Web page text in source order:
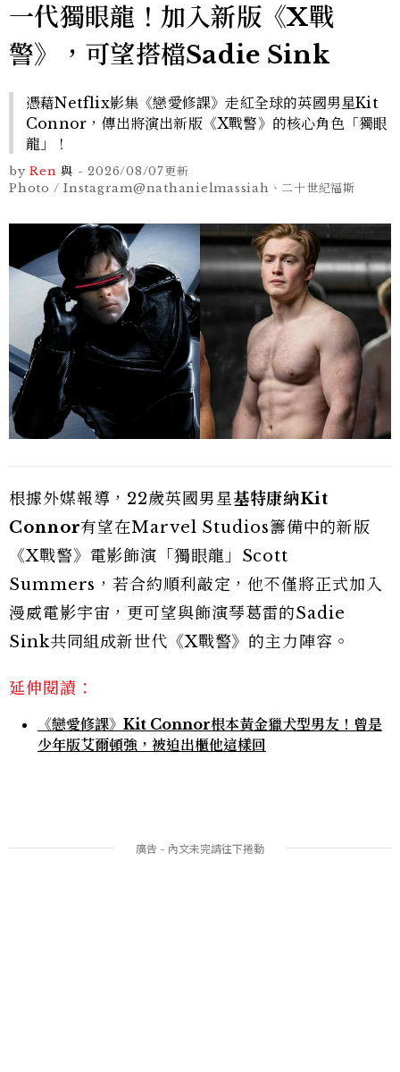
一代獨眼龍！加入新版《X戰
警》，可望搭檔Sadie Sink
憑藉Netflix影集《戀愛修課》走紅全球的英國男星Kit
Connor，傳出將演出新版《X戰警》的核心角色「獨眼
龍」！
by Ren與 -2026/08/07更新
Photo / Instagram@nathanielmassiah、二十世紀福斯
根據外媒報導，22歲英國男星基特康納Kit
Connor有望在Marvel Studios籌備中的新版
《X戰警》電影飾演「獨眼龍」Scott
Summers，若合約順利敲定，他不僅將正式加入
漫威電影宇宙，更可望與飾演琴葛雷的Sadie
Sink共同組成新世代《X戰警》的主力陣容。
延伸閱讀：
《戀愛修課》Kit Connor根本黃金獵犬型男友！曾是
少年版艾爾頓強，被迫出櫃他這樣回